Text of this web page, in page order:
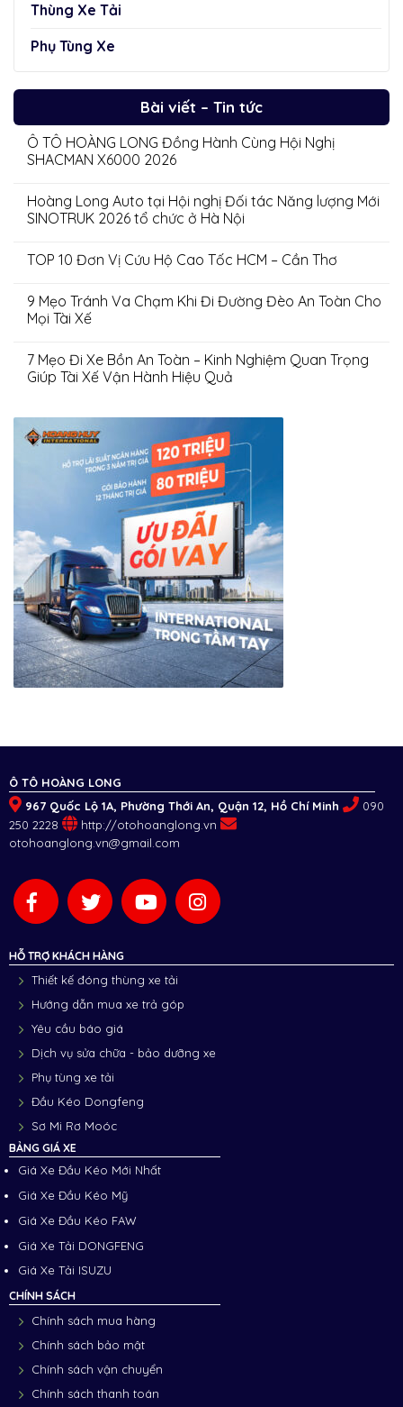
Thùng Xe Tải
Phụ Tùng Xe
Bài viết – Tin tức
Ô TÔ HOÀNG LONG Đồng Hành Cùng Hội Nghị
SHACMAN X6000 2026
Hoàng Long Auto tại Hội nghị Đối tác Năng lượng Mới
SINOTRUK 2026 tổ chức ở Hà Nội
TOP 10 Đơn Vị Cứu Hộ Cao Tốc HCM – Cần Thơ
9 Mẹo Tránh Va Chạm Khi Đi Đường Đèo An Toàn Cho
Mọi Tài Xế
7 Mẹo Đi Xe Bồn An Toàn – Kinh Nghiệm Quan Trọng
Giúp Tài Xế Vận Hành Hiệu Quả
Ô TÔ HOÀNG LONG
967 Quốc Lộ 1A, Phường Thới An, Quận 12, Hồ Chí Minh
090
250 2228
http://otohoanglong.vn
otohoanglong.vn@gmail.com
HỖ TRỢ KHÁCH HÀNG
Thiết kế đóng thùng xe tải
Hướng dẫn mua xe trả góp
Yêu cầu báo giá
Dịch vụ sửa chữa - bảo dưỡng xe
Phụ tùng xe tải
Đầu Kéo Dongfeng
Sơ Mi Rơ Moóc
BẢNG GIÁ XE
Giá Xe Đầu Kéo Mới Nhất
Giá Xe Đầu Kéo Mỹ
Giá Xe Đầu Kéo FAW
Giá Xe Tải DONGFENG
Giá Xe Tải ISUZU
CHÍNH SÁCH
Chính sách mua hàng
Chính sách bảo mật
Chính sách vận chuyển
Chính sách thanh toán